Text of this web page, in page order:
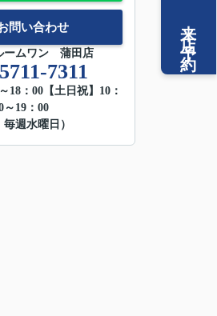
問い合わせ
ームワン 蒲田店
7311
18：00【土日祝】10：
～19：00
毎週水曜日）
来店予約